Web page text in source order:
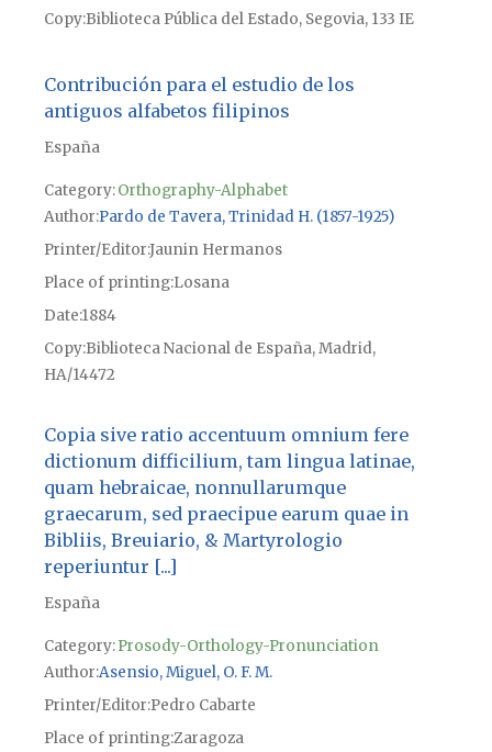
CopyBiblioteca Pública del Estado, Segovia, 133 IE
Contribución para el estudio de los
antiguos alfabetos filipinos
España
Category:Orthography-Alphabet
Author Pardo de Tavera, Trinidad H. (1857-1925)
Printer/EditorJaunin Hermanos
Place of printingLosana
Date1884
CopyBiblioteca Nacional de España, Madrid,
HA/14472
Copia sive ratio accentuum omnium fere
dictionum difficilium, tam lingua latinae,
quam hebraicae, nonnullarumque
graecarum, sed praecipue earum quae in
Bibliis, Breuiario, & Martyrologio
reperiuntur [...]
España
Category:Prosody-Orthology-Pronunciation
Author Asensio, Miguel, O. F. M.
Printer/Editor Pedro Cabarte
Place of printingZaragoza